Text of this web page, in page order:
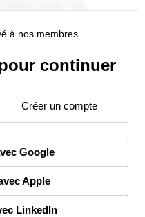
à nos membres
continuer
Créer un compte
Google
Apple
LinkedIn